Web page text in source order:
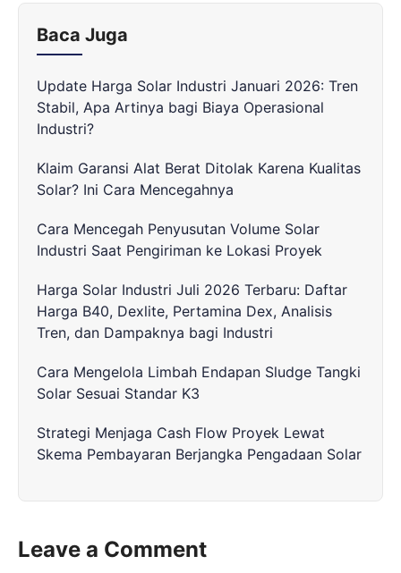
Baca Juga
Update Harga Solar Industri Januari 2026: Tren
Stabil, Apa Artinya bagi Biaya Operasional
Industri?
Klaim Garansi Alat Berat Ditolak Karena Kualitas
Solar? Ini Cara Mencegahnya
Cara Mencegah Penyusutan Volume Solar
Industri Saat Pengiriman ke Lokasi Proyek
Harga Solar Industri Juli 2026 Terbaru: Daftar
Harga B40, Dexlite, Pertamina Dex, Analisis
Tren, dan Dampaknya bagi Industri
Cara Mengelola Limbah Endapan Sludge Tangki
Solar Sesuai Standar K3
Strategi Menjaga Cash Flow Proyek Lewat
Skema Pembayaran Berjangka Pengadaan Solar
Leave a Comment